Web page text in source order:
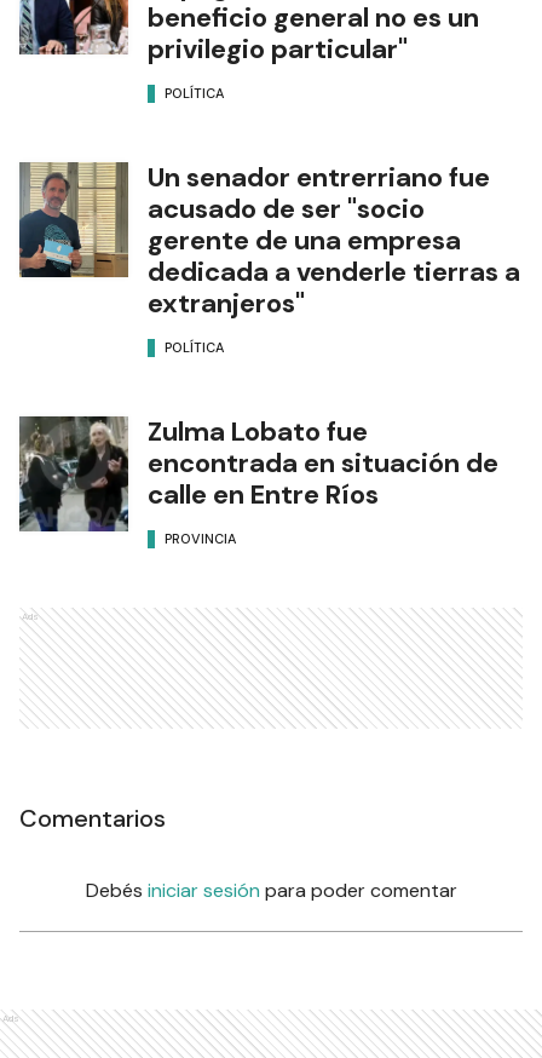
beneficio general no es un
privilegio particular"
POLÍTICA
Un senador entrerriano fue
acusado de ser "socio
gerente de una empresa
dedicada a venderle tierras a
extranjeros"
POLÍTICA
Zulma Lobato fue
encontrada en situación de
calle en Entre Ríos
PROVINCIA
Ads
Comentarios
Debés iniciar sesión para poder comentar
Ads